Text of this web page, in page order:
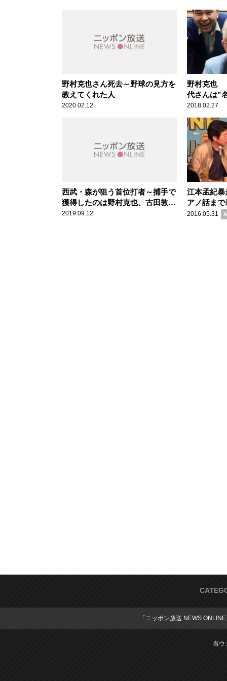
野村克也さん死去～野球の見方を
教えてくれた人
2020.02.12
野村克也
代さんは”
2018.02.27
西武・森が狙う首位打者～捕手で
獲得したのは野村克也、古田敦
也、もう1人は？
2019.09.12
江本孟紀
アノ話ま
タジ！
2016.05.31
「ニッポン放送 NEWS
当ウ